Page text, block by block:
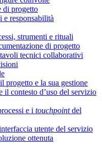
di progetto
responsabilità
strumenti e rituali
di progetto
tecnici collaborativi
progetto e la sua gestione
il contesto d’uso del servizio
e i touchpointdel
utente del servizio
ottenuta